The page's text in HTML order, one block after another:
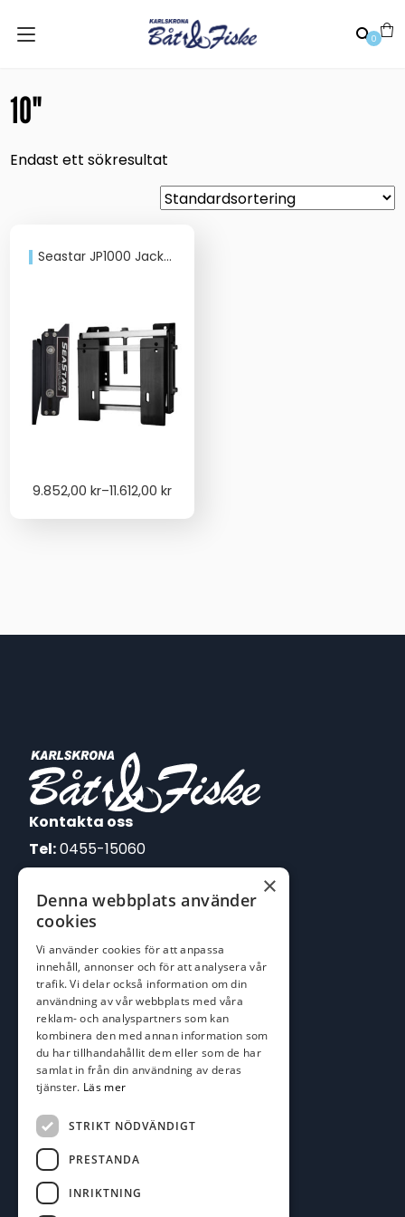
0
10"
Endast ett sökresultat
Seastar JP1000 Jackplates
9.852,00kr–11.612,00kr
Price
Kontakta oss
Tel:0455-15060
E-post:
johan@batofiske.se
kim@batofiske.se
Adress
Karlskrona Båt & Fiske AB
Lallerstedts gata 4
371 54 Karlskrona
Följ oss
Facebook
×
Denna webbplats använder
cookies
Vi använder cookies för att anpassa
innehåll, annonser och för att analysera vår
trafik. Vi delar också information om din
användning av vår webbplats med våra
reklam- och analyspartners som kan
kombinera den med annan information som
du har tillhandahållit dem eller som de har
samlat in från din användning av deras
tjänster. Läs mer
STRIKT NÖDVÄNDIGT
PRESTANDA
INRIKTNING